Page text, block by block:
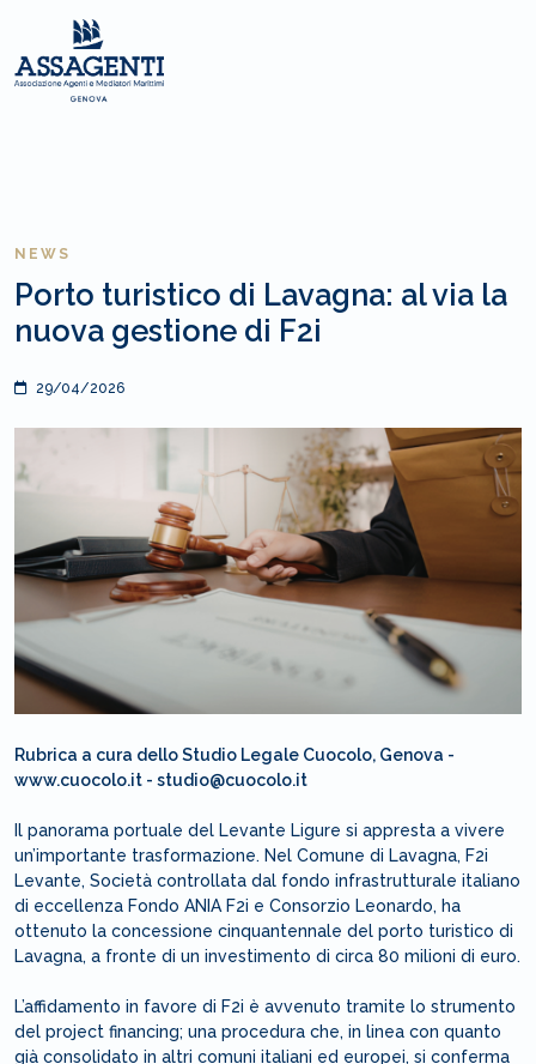
NEWS
Porto turistico di Lavagna: al via la
nuova gestione di F2i
29/04/2026
Rubrica a cura dello Studio Legale Cuocolo, Genova -
www.cuocolo.it - studio@cuocolo.it
Il panorama portuale del Levante Ligure si appresta a vivere
un’importante trasformazione. Nel Comune di Lavagna, F2i
Levante, Società controllata dal fondo infrastrutturale italiano
di eccellenza Fondo ANIA F2i e Consorzio Leonardo, ha
ottenuto la concessione cinquantennale del porto turistico di
Lavagna, a fronte di un investimento di circa 80 milioni di euro.
L’affidamento in favore di F2i è avvenuto tramite lo strumento
del project financing; una procedura che, in linea con quanto
già consolidato in altri comuni italiani ed europei, si conferma